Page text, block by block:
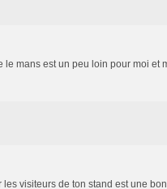
mans est un peu loin pour moi et
visiteurs de ton stand est une